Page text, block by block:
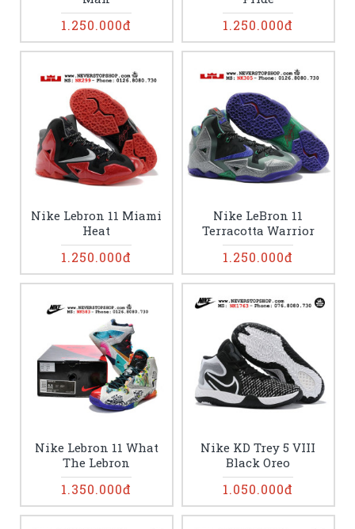
1.250.000đ 1.250.000đ
Nike Lebron 11 Miami
Heat
1.250.000đ
Nike LeBron 11
Terracotta Warrior
1.250.000đ
Nike Lebron 11 What
The Lebron
1.350.000đ
Nike KD Trey 5 VIII
Black Oreo
1.050.000đ